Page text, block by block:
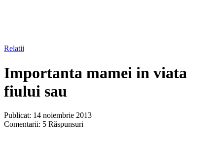
Relatii
Importanta mamei in viata
fiului sau
Publicat: 14 noiembrie 2013
Comentarii: 5 Răspunsuri